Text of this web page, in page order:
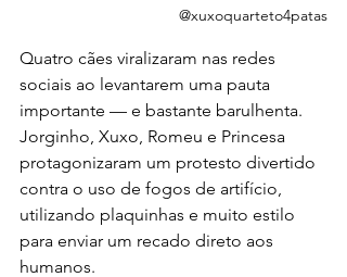
@xuxoquarteto4patas
Quatro cães viralizaram nas redes
sociais ao levantarem uma pauta
importante — e bastante barulhenta.
Jorginho, Xuxo, Romeu e Princesa
protagonizaram um protesto divertido
contra o uso de fogos de artifício,
utilizando plaquinhas e muito estilo
para enviar um recado direto aos
humanos.